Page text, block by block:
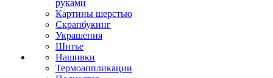
руками
Картины шерстью
Скрапбукинг
Украшения
Шитье
Нашивки
Термоаппликации